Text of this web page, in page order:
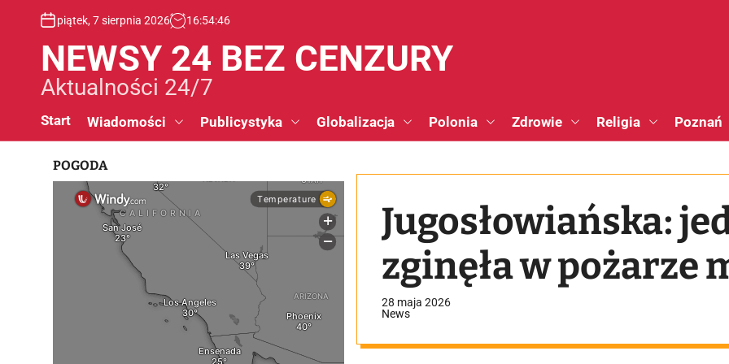
piątek, 7 sierpnia 2026 16:54:46
NEWSY 24 BEZ CENZURY
Aktualności 24/7
Start Wiadomości Publicystyka Globalizacja Polonia Zdrowie Religia Poznań
Jugosłowiańska:
zginęła w pożarze
28 maja 2026
News
POGODA